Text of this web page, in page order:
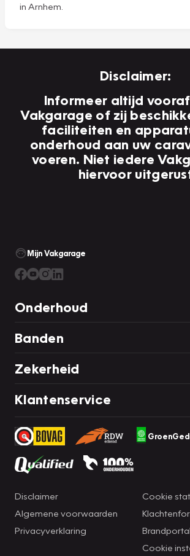
in Arnhem.
Disclaimer:
Informeer altijd
Vakgarage of zij
faciliteiten en
onderhoud aan uw
voeren. Niet iedere
hiervoor
Mijn Vakgarage
Onderhoud
Banden
Zekerheid
Klantenservice
Disclaimer
Algemene voorwaarden
Privacyverklaring
Cookie
Brandportal
Cookie